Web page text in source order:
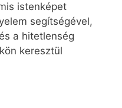
istenképet
segítségével,
a hitetlenség
keresztül